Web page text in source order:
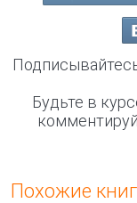
Будьте в
Похожие